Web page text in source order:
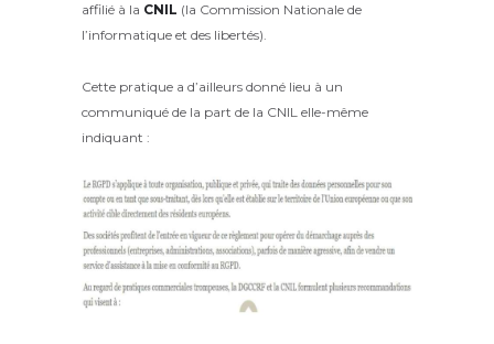
affilié à la CNIL (la Commission Nationale de
l’informatique et des libertés).
Cette pratique a d’ailleurs donné lieu à un
communiqué de la part de la CNIL elle-même
indiquant :